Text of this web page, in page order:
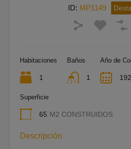
ID: MP1149
Habitaciones
1
Baños
1
Año de
Superficie
65 M2 CONSTRUIDOS
Descripción